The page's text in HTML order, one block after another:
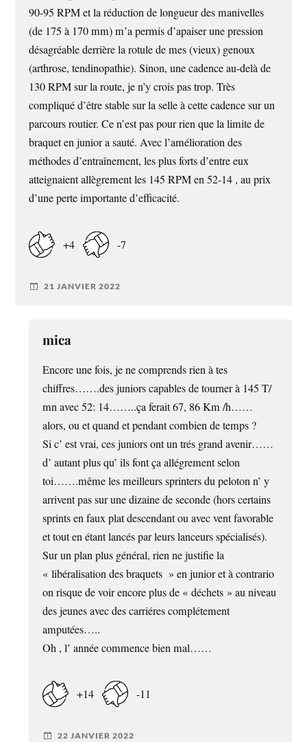
90-95 RPM et la réduction de longueur des manivelles
(de 175 à 170 mm) m’a permis d’apaiser une pression
désagréable derrière la rotule de mes (vieux) genoux
(arthrose, tendinopathie). Sinon, une cadence au-delà de
130 RPM sur la route, je n’y crois pas trop. Très
compliqué d’être stable sur la selle à cette cadence sur un
parcours routier. Ce n’est pas pour rien que la limite de
braquet en junior a sauté. Avec l’amélioration des
méthodes d’entraînement, les plus forts d’entre eux
atteignaient allègrement les 145 RPM en 52-14 , au prix
d’une perte importante d’efficacité.
+4 -7
21 JANVIER 2022
mica
Encore une fois, je ne comprends rien à tes
chiffres…….des juniors capables de tourner à 145 T/
mn avec 52: 14……..ça ferait 67, 86 Km /h……
alors, ou et quand et pendant combien de temps ?
Si c’ est vrai, ces juniors ont un trés grand avenir……
d’ autant plus qu’ ils font ça allégrement selon
toi…….même les meilleurs sprinters du peloton n’ y
arrivent pas sur une dizaine de seconde (hors certains
sprints en faux plat descendant ou avec vent favorable
et tout en étant lancés par leurs lanceurs spécialisés).
Sur un plan plus général, rien ne justifie la
« libéralisation des braquets » en junior et à contrario
on risque de voir encore plus de « déchets » au niveau
des jeunes avec des carriéres complétement
amputées…..
Oh , l’ année commence bien mal……
+14 -11
22 JANVIER 2022